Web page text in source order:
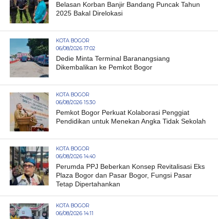
Belasan Korban Banjir Bandang Puncak Tahun
2025 Bakal Direlokasi
KOTA BOGOR
06/08/2026 17:02
Dedie Minta Terminal Baranangsiang
Dikembalikan ke Pemkot Bogor
KOTA BOGOR
06/08/2026 15:30
Pemkot Bogor Perkuat Kolaborasi Penggiat
Pendidikan untuk Menekan Angka Tidak Sekolah
KOTA BOGOR
06/08/2026 14:40
Perumda PPJ Beberkan Konsep Revitalisasi Eks
Plaza Bogor dan Pasar Bogor, Fungsi Pasar
Tetap Dipertahankan
KOTA BOGOR
06/08/2026 14:11